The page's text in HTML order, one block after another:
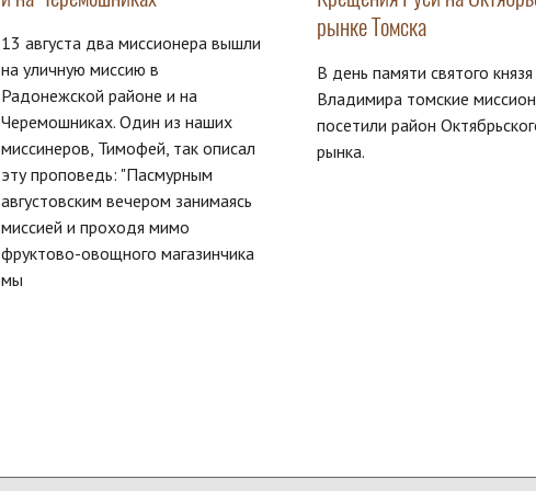
13 августа два миссионера вышли
на уличную миссию в
Радонежской районе и на
Черемошниках. Один из наших
миссинеров, Тимофей, так описал
эту проповедь: "Пасмурным
августовским вечером занимаясь
миссией и проходя мимо
фруктово-овощного магазинчика
мы
рынке Томска
В день памяти святого князя
Владимира томские
посетили район
рынка.